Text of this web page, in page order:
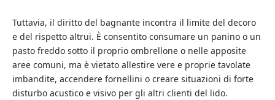
Tuttavia, il diritto del bagnante incontra il limite del decoro
e del rispetto altrui. È consentito consumare un panino o un
pasto freddo sotto il proprio ombrellone o nelle apposite
aree comuni, ma è vietato allestire vere e proprie tavolate
imbandite, accendere fornellini o creare situazioni di forte
disturbo acustico e visivo per gli altri clienti del lido.